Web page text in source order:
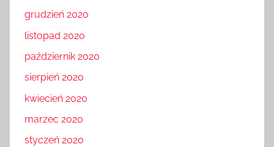
grudzień 2020
listopad 2020
październik 2020
sierpień 2020
kwiecień 2020
marzec 2020
styczeń 2020